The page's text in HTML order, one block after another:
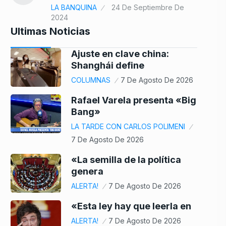
LA BANQUINA
24 De Septiembre De
2024
Ultimas Noticias
Ajuste en clave china:
Shanghái define
COLUMNAS 7 De Agosto De 2026
Rafael Varela presenta «Big
Bang»
LA TARDE CON CARLOS POLIMENI
7 De Agosto De 2026
«La semilla de la política
genera
ALERTA! 7 De Agosto De 2026
«Esta ley hay que leerla en
ALERTA! 7 De Agosto De 2026